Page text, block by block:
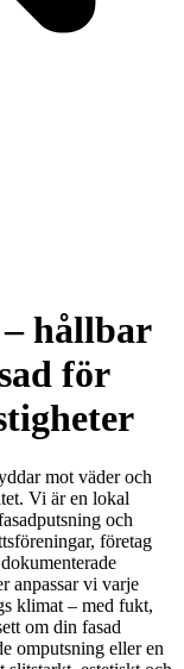
hållbar
för
mot väder och
Vi är en lokal
och
företag
anpassar vi varje
klimat – med fukt,
om din fasad
omputsning eller en